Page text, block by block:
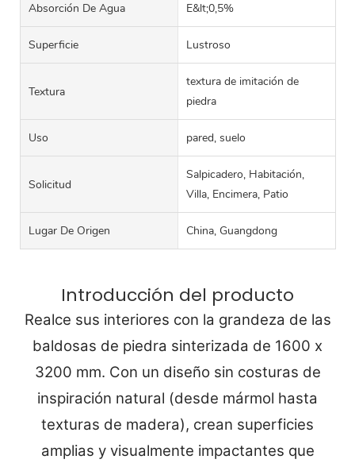
Absorción De Agua E&lt;0,5%
Superficie Lustroso
Textura
textura de imitación de
piedra
Uso pared, suelo
Solicitud
Salpicadero, Habitación,
Villa, Encimera, Patio
Lugar De Origen China, Guangdong
Introducción del producto
Realce sus interiores con la grandeza de las
baldosas de piedra sinterizada de 1600 x
3200 mm. Con un diseño sin costuras de
inspiración natural (desde mármol hasta
texturas de madera), crean superficies
amplias y visualmente impactantes que